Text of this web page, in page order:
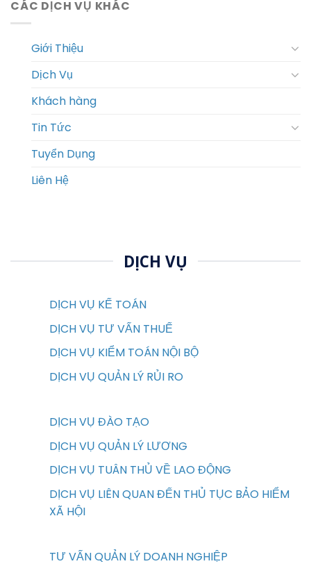
CÁC DỊCH VỤ KHÁC
Giới Thiệu
Dịch Vụ
Khách hàng
Tin Tức
Tuyển Dụng
Liên Hệ
DỊCH VỤ
DỊCH VỤ KẾ TOÁN
DỊCH VỤ TƯ VẤN THUẾ
DỊCH VỤ KIỂM TOÁN NỘI BỘ
DỊCH VỤ QUẢN LÝ RỦI RO
DỊCH VỤ ĐÀO TẠO
DỊCH VỤ QUẢN LÝ LƯƠNG
DỊCH VỤ TUÂN THỦ VỀ LAO ĐỘNG
DỊCH VỤ LIÊN QUAN ĐẾN THỦ TỤC BẢO HIỂM
XÃ HỘI
TƯ VẤN QUẢN LÝ DOANH NGHIỆP